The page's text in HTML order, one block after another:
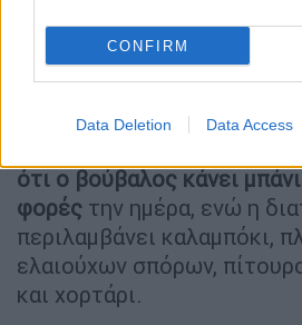
CONFIRM
Data Deletion Data Access
εκεί. «Αφού το είδα από
μοιάζει στον Τραμπ. Το
ότι ο βούβαλος κάνει
φορές την ημέρα, ενώ η
περιλαμβάνει καλαμπόκι,
ελαιούχων σπόρων,
και χορτάρι.